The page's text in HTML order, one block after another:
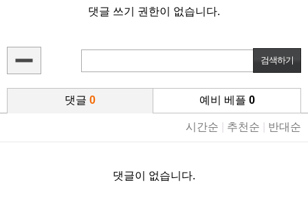
댓글 쓰기 권한이 없습니다.
댓글 0 예비 베플 0
시간순 추천순 반대순
댓글이 없습니다.